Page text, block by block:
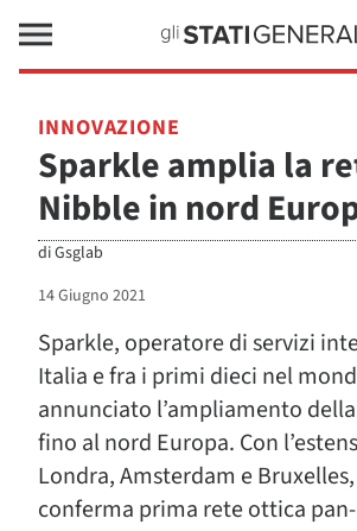
INNOVAZIONE
Sparkle amplia la
Nibble in nord
diGsglab
14 Giugno 2021
Sparkle, operatore di servizi
Italia e fra i primi dieci nel
annunciato l’ampliamento
fino al nord Europa. Con
Londra, Amsterdam e
conferma prima rete ottica pan-